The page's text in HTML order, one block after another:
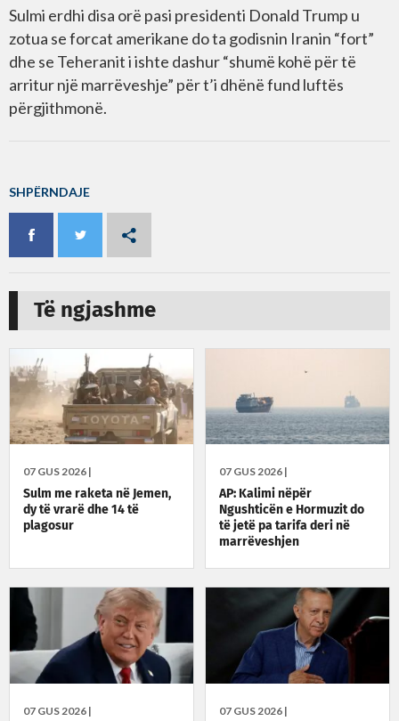
Sulmi erdhi disa orë pasi presidenti Donald Trump u
zotua se forcat amerikane do ta godisnin Iranin “fort”
dhe se Teheranit i ishte dashur “shumë kohë për të
arritur një marrëveshje” për t’i dhënë fund luftës
përgjithmonë.
SHPËRNDAJE
Të ngjashme
07 GUS 2026 |
Sulm me raketa në Jemen,
dy të vrarë dhe 14 të
plagosur
07 GUS 2026 |
AP: Kalimi nëpër
Ngushticën e Hormuzit do
të jetë pa tarifa deri në
marrëveshjen
07 GUS 2026 | 07 GUS 2026 |